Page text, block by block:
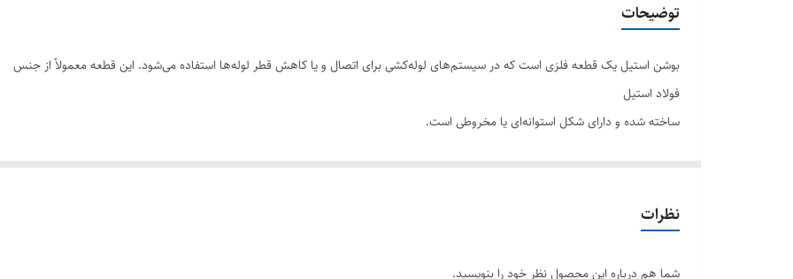
توضیحات
بوشن استیل یک قطعه فلزی است که در سیستم‌های لوله‌کشی برای اتصال و یا کاهش قطر لوله‌ها استفاده می‌شود. این قطعه معمولاً از جنس
فولاد استیل
ساخته شده و دارای شکل استوانه‌ای یا مخروطی است.
نظرات
شما هم درباره این محصول نظر خود را بنویسید.